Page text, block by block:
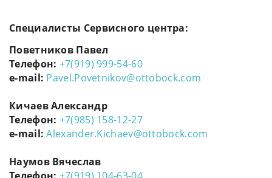
Специалисты Сервисного центра:
Поветников Павел
Телефон: +7(919) 999-54-60
e-mail: Pavel.Povetnikov@ottobock.com
Кичаев Александр
Телефон: +7(985) 158-12-27
e-mail: Alexander.Kichaev@ottobock.com
Наумов Вячеслав